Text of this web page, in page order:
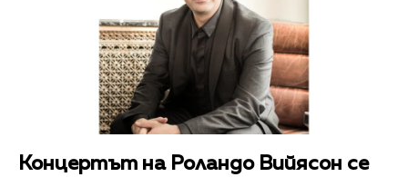
Концертът на Роландо Вийясон се